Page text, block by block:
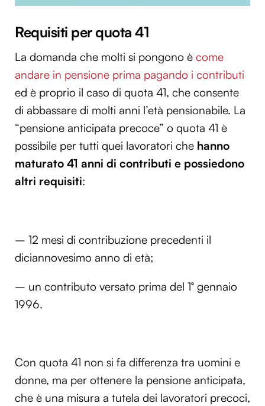
Requisiti per quota 41
La domanda che molti si pongono è come
andare in pensione prima pagando i contributi
ed è proprio il caso di quota 41, che consente
di abbassare di molti anni l’età pensionabile. La
“pensione anticipata precoce” o quota 41 è
possibile per tutti quei lavoratori che hanno
maturato 41 anni di contributi e possiedono
altri requisiti:
– 12 mesi di contribuzione precedenti il
diciannovesimo anno di età;
– un contributo versato prima del 1° gennaio
1996.
Con quota 41 non si fa differenza tra uomini e
donne, ma per ottenere la pensione anticipata,
che è una misura a tutela dei lavoratori precoci,